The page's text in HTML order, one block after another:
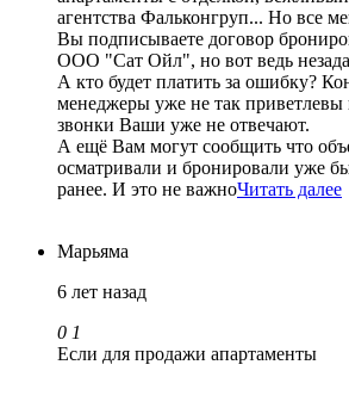
агентства Фальконгруп... Но все
Вы подписываете договор
ООО "Сат Ойл", но вот ведь
А кто будет платить за ошибку?
менеджеры уже не так приветлевы
звонки Ваши уже не отвечают.
А ещё Вам могут сообщить что
осматривали и бронировали уже
ранее. И это не важноЧитать далее
Марьяма
6 лет назад
0 1
Если для продажи апартаменты